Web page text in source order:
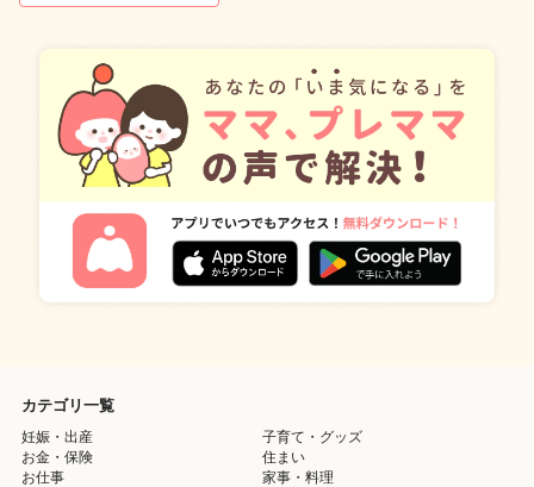
カテゴリ一覧
妊娠・出産
子育て・グッズ
お金・保険
住まい
お仕事
家事・料理